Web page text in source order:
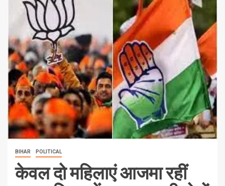
BIHAR POLITICAL
केवल दो महिलाएं आजमा रहीं